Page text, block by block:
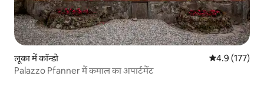
लूका में कॉन्डो औसत रेटिंग 5 में
4.9 (177)
Palazzo Pfanner में कमाल का अपार्टमेंट